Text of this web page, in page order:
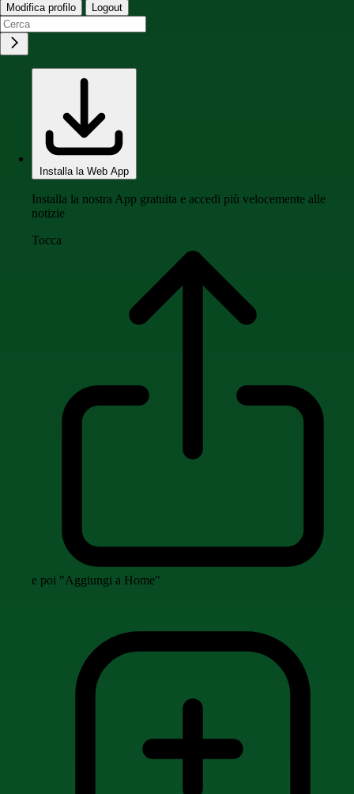
Modifica profilo Logout
Installa la Web App
Installa la nostra App gratuita e accedi più velocemente alle
notizie
Tocca
e poi "Aggiungi a Home"